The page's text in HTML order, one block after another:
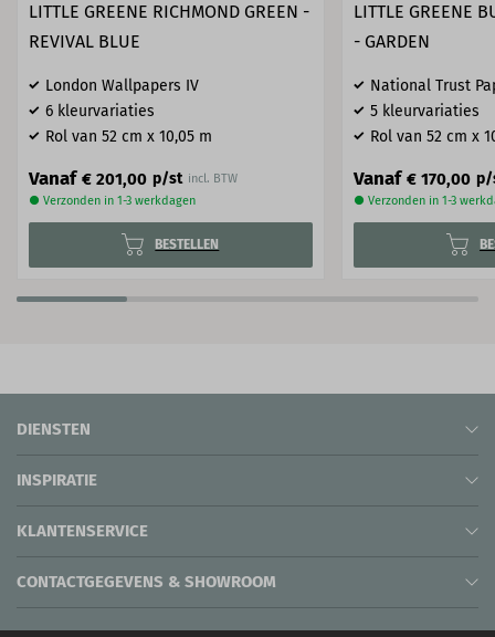
LITTLE GREENE RICHMOND GREEN -
REVIVAL BLUE
London Wallpapers IV
6 kleurvariaties
Rol van 52 cm x 10,05 m
Vanaf € 201,00 p/st incl. BTW
● Verzonden in 1-3 werkdagen
BESTELLEN
LITTLE GREENE
- GARDEN
National Trust
5 kleurvariaties
Rol van 52 cm x
Vanaf € 170,00 p/
● Verzonden in 1-3
DIENSTEN
INSPIRATIE
KLANTENSERVICE
CONTACTGEGEVENS & SHOWROOM